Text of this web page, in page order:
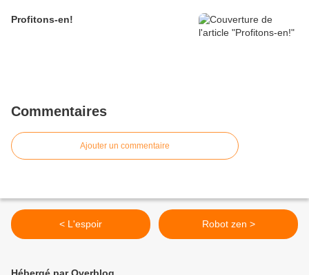
Profitons-en!
Commentaires
Ajouter un commentaire
< L'espoir Robot zen >